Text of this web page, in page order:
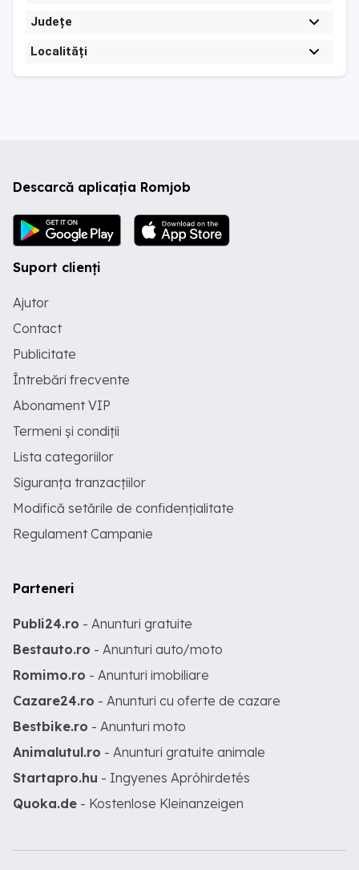
Județe
Localități
Descarcă aplicația Romjob
Suport clienți
Ajutor
Contact
Publicitate
Întrebări frecvente
Abonament VIP
Termeni și condiții
Lista categoriilor
Siguranța tranzacțiilor
Modifică setările de confidențialitate
Regulament Campanie
Parteneri
Publi24.ro - Anunturi gratuite
Bestauto.ro - Anunturi auto/moto
Romimo.ro - Anunturi imobiliare
Cazare24.ro - Anunturi cu oferte de cazare
Bestbike.ro - Anunturi moto
Animalutul.ro - Anunturi gratuite animale
Startapro.hu - Ingyenes Apróhirdetés
Quoka.de - Kostenlose Kleinanzeigen